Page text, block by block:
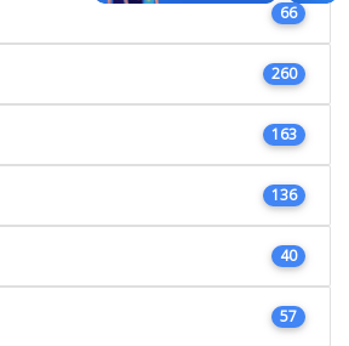
66
260
163
136
40
57